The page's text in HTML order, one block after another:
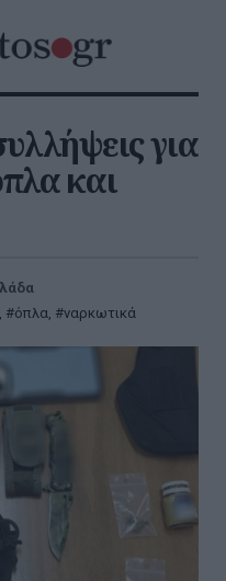
για
και
, όπλα, ναρκωτικά